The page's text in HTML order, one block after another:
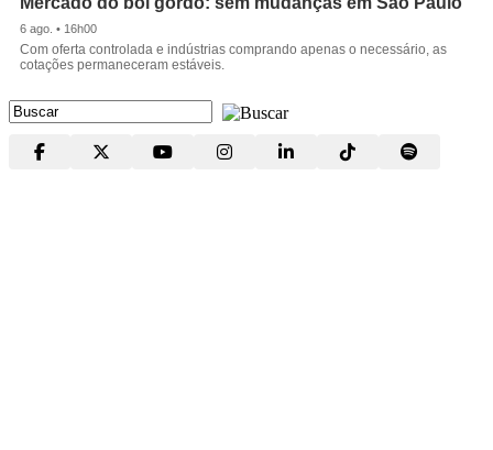
6 ago. • 16h00
Com oferta controlada e indústrias comprando apenas o necessário, as
cotações permaneceram estáveis.